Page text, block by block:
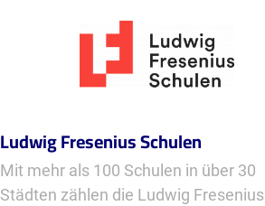
Ludwig Fresenius Schulen
Mit mehr als 100 Schulen in über 30
Städten zählen die Ludwig Fresenius